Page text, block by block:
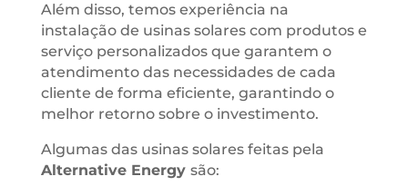
Além disso, temos experiência na
instalação de usinas solares com produtos e
serviço personalizados que garantem o
atendimento das necessidades de cada
cliente de forma eficiente, garantindo o
melhor retorno sobre o investimento.
Algumas das usinas solares feitas pela
Alternative Energy são: